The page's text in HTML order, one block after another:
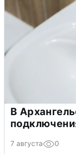
В
7 августа 0